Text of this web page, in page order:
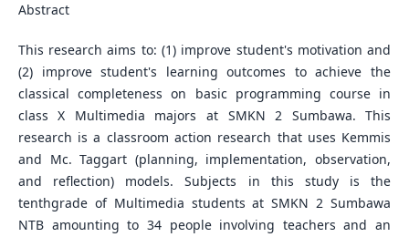
Abstract
This research aims to: (1) improve student's motivation and
(2) improve student's learning outcomes to achieve the
classical completeness on basic programming course in
class X Multimedia majors at SMKN 2 Sumbawa. This
research is a classroom action research that uses Kemmis
and Mc. Taggart (planning, implementation, observation,
and reflection) models. Subjects in this study is the
tenthgrade of Multimedia students at SMKN 2 Sumbawa
NTB amounting to 34 people involving teachers and an